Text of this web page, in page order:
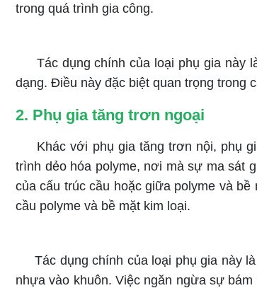
trong quá trình gia công.
Tác dụng chính của loại phụ gia này
dạng. Điều này đặc biệt quan trọng trong
2. Phụ gia tăng trơn ngoại
Khác với phụ gia tăng trơn nội, phụ
trình dẻo hóa polyme, nơi mà sự ma sát
của cấu trúc cầu hoặc giữa polyme và
cầu polyme và bề mặt kim loại.
Tác dụng chính của loại phụ gia này
nhựa vào khuôn. Việc ngăn ngừa sự